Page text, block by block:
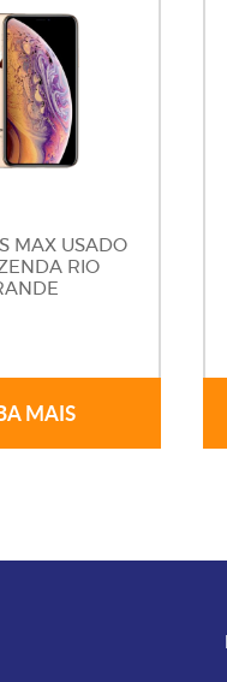
MAX USADO
RIO
MAIS